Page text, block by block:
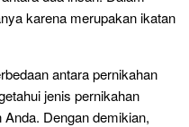
karena merupakan ikatan
antara pernikahan
jenis pernikahan
Dengan demikian,